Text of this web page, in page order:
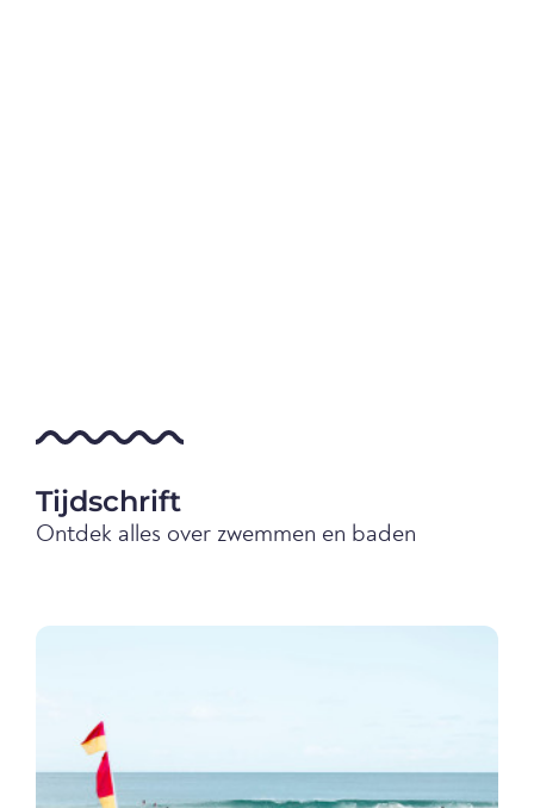
Tijdschrift
Ontdek alles over zwemmen en baden